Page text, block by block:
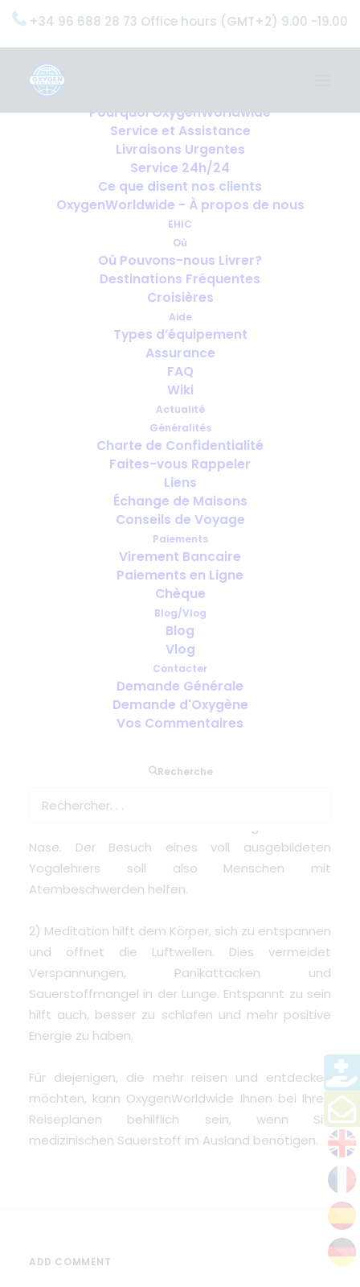
+34 96 688 28 73 Office hours (GMT+2) 9.00 -19.00
OxygenWorldwide (Ce que nous faisons)
Pourquoi OxygenWorldwide
Service et Assistance
Livraisons Urgentes
Service 24h/24
Ce que disent nos clients
OxygenWorldwide - À propos de nous
EHIC
Où
Où Pouvons-nous Livrer?
Destinations Fréquentes
Croisières
Aide
Types d’équipement
Assurance
FAQ
Wiki
Actualité
Généralités
Charte de Confidentialité
Faites-vous Rappeler
Liens
Échange de Maisons
Conseils de Voyage
Paiements
Virement Bancaire
Paiements en Ligne
Chèque
Blog/Vlog
Blog
Vlog
Contacter
Demande Générale
Demande d'Oxygène
Vos Commentaires
Recherche
2 Atemtechniken zur
Linderung von Asthma
AVRIL 17, 2020 | INGESUNDHEIT
1) Yoga soll Atemproblemen lindern bei Menschen
Sauerstoff benötigen. Einige hilfreiche Yoga-
Nase. Der Besuch eines voll ausgebildeten
Yogalehrers soll also Menschen mit
Atembeschwerden helfen.
2) Meditation hilft dem Körper, sich zu entspannen
und öffnet die Luftwellen. Dies vermeidet
Verspannungen, Panikattacken und
Sauerstoffmangel in der Lunge. Entspannt zu sein
hilft auch, besser zu schlafen und mehr positive
Energie zu haben.
Für diejenigen, die mehr reisen und entdecken
möchten, kann OxygenWorldwide Ihnen bei Ihren
Reiseplänen behilflich sein, wenn Sie
medizinischen Sauerstoff im Ausland benötigen.
ADD COMMENT